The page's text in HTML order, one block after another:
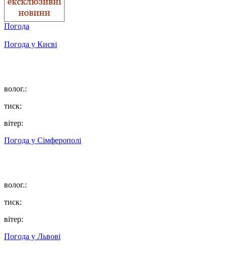
Погода
Погода у Києві
волог.:
тиск:
вітер:
Погода у Сімферополі
волог.:
тиск:
вітер:
Погода у Львові